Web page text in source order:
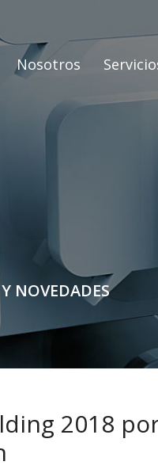
Nosotros
NOVEDADES
2018